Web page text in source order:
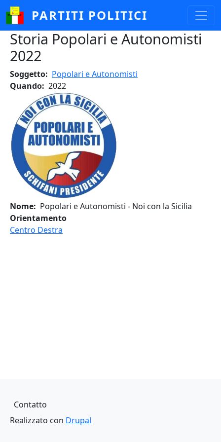
Salta al contenuto principale
PARTITI POLITICI
Storia Popolari e Autonomisti
2022
Soggetto
Popolari e Autonomisti
Quando 2022
Nome
Popolari e Autonomisti - Noi con la Sicilia
Orientamento
Centro Destra
Piè di pagina
Contatto
Realizzato con Drupal